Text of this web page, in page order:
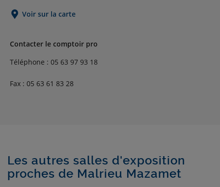
Voir sur la carte
Contacter le comptoir pro
Téléphone : 05 63 97 93 18
Fax : 05 63 61 83 28
Les autres salles d'exposition
proches de Malrieu Mazamet